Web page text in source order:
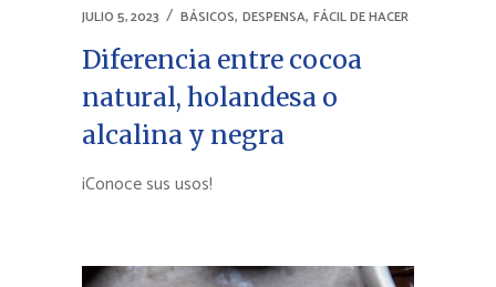
JULIO 5, 2023 BÁSICOS, DESPENSA, FÁCIL DE HACER
Diferencia entre cocoa
natural, holandesa o
alcalina y negra
¡Conoce sus usos!